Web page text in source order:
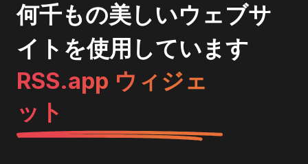
何千もの美しいウェブサ
イトを使用しています
RSS.app ウィジェ
ット